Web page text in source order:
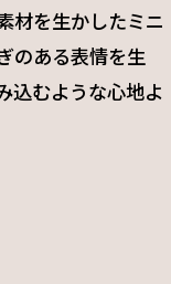
材を生かしたミニ
のある表情を生
込むような心地よ